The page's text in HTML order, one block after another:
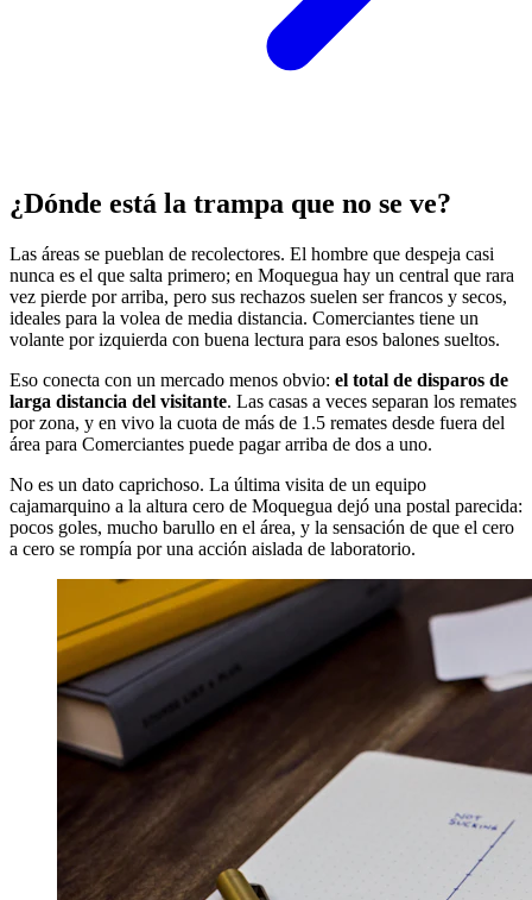
¿Dónde está la trampa que no se ve?
Las áreas se pueblan de recolectores. El hombre que despeja casi
nunca es el que salta primero; en Moquegua hay un central que rara
vez pierde por arriba, pero sus rechazos suelen ser francos y secos,
ideales para la volea de media distancia. Comerciantes tiene un
volante por izquierda con buena lectura para esos balones sueltos.
Eso conecta con un mercado menos obvio: el total de disparos de
larga distancia del visitante. Las casas a veces separan los remates
por zona, y en vivo la cuota de más de 1.5 remates desde fuera del
área para Comerciantes puede pagar arriba de dos a uno.
No es un dato caprichoso. La última visita de un equipo
cajamarquino a la altura cero de Moquegua dejó una postal parecida:
pocos goles, mucho barullo en el área, y la sensación de que el cero
a cero se rompía por una acción aislada de laboratorio.